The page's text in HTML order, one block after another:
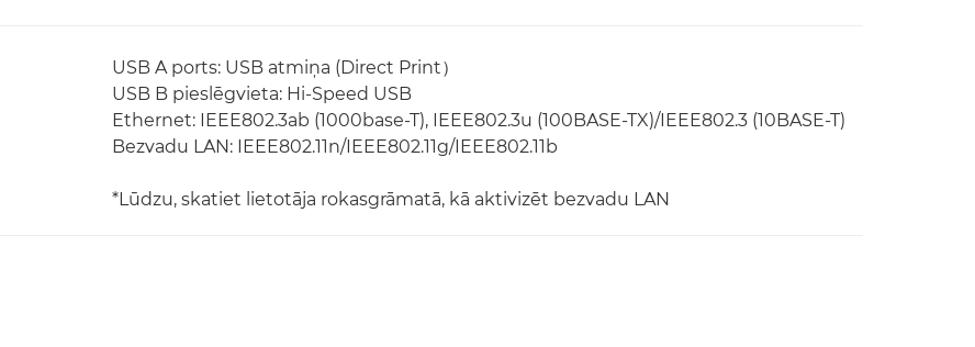
USB A ports: USB atmiņa (Direct Print）
USB B pieslēgvieta: Hi-Speed USB
Ethernet: IEEE802.3ab (1000base-T), IEEE802.3u (100BASE-TX)/IEEE802.3 (10BASE-T)
Bezvadu LAN: IEEE802.11n/IEEE802.11g/IEEE802.11b
*Lūdzu, skatiet lietotāja rokasgrāmatā, kā aktivizēt bezvadu LAN